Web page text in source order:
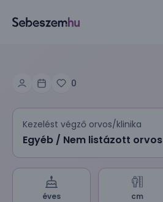
0
Kezelést végző orvos/klinika
Egyéb / Nem listázott orvos
éves cm